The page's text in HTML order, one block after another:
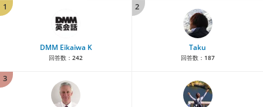
1
DMM Eikaiwa K
回答数： 242
2
Taku
回答数： 187
3